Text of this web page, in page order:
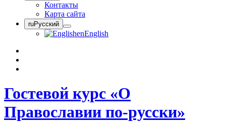
Контакты
Карта сайта
ruРусский
enEnglish
Гостевой курс «О
Православии по-русски»